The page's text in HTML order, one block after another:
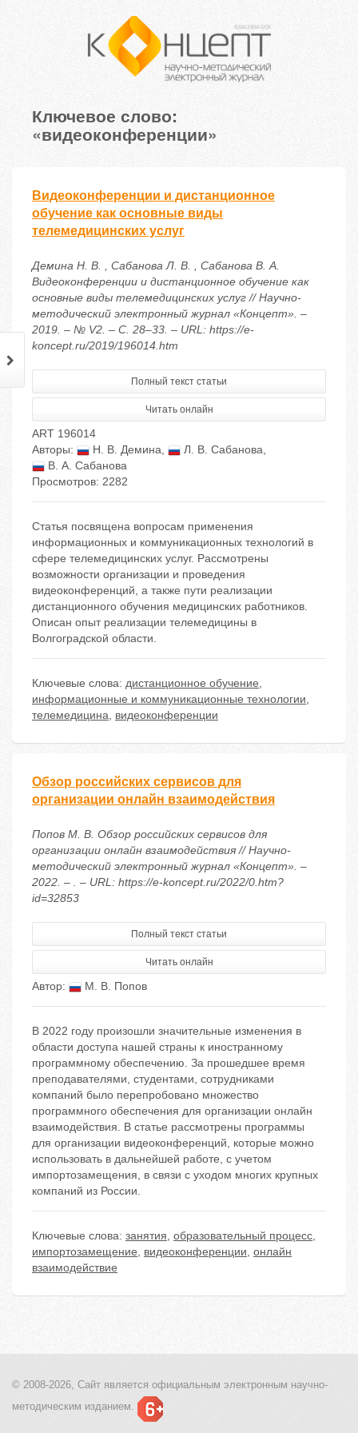
Ключевое слово:
«видеоконференции»
Видеоконференции и дистанционное
обучение как основные виды
телемедицинских услуг
Демина Н. В. , Сабанова Л. В. , Сабанова В. А.
Видеоконференции и дистанционное обучение как
основные виды телемедицинских услуг // Научно-
методический электронный журнал «Концепт». –
2019. – № V2. – С. 28–33. – URL: https://e-
koncept.ru/2019/196014.htm
Полный текст статьи
Читать онлайн
ART 196014
Авторы:
Н. В. Демина, Л. В. Сабанова,
В. А. Сабанова
Просмотров: 2282
Статья посвящена вопросам применения
информационных и коммуникационных технологий в
сфере телемедицинских услуг. Рассмотрены
возможности организации и проведения
видеоконференций, а также пути реализации
дистанционного обучения медицинских работников.
Описан опыт реализации телемедицины в
Волгоградской области.
Ключевые слова: дистанционное обучение,
информационные и коммуникационные технологии,
телемедицина, видеоконференции
Обзор российских сервисов для
организации онлайн взаимодействия
Попов М. В. Обзор российских сервисов для
организации онлайн взаимодействия // Научно-
методический электронный журнал «Концепт». –
2022. – . – URL: https://e-koncept.ru/2022/0.htm?
id=32853
Полный текст статьи
Читать онлайн
Автор: М. В. Попов
В 2022 году произошли значительные изменения в
области доступа нашей страны к иностранному
программному обеспечению. За прошедшее время
преподавателями, студентами, сотрудниками
компаний было перепробовано множество
программного обеспечения для организации онлайн
взаимодействия. В статье рассмотрены программы
для организации видеоконференций, которые можно
использовать в дальнейшей работе, с учетом
импортозамещения, в связи с уходом многих крупных
компаний из России.
Ключевые слова: занятия, образовательный процесс,
импортозамещение, видеоконференции, онлайн
взаимодействие
© 2008-2026, Сайт является официальным электронным научно-
методическим изданием.